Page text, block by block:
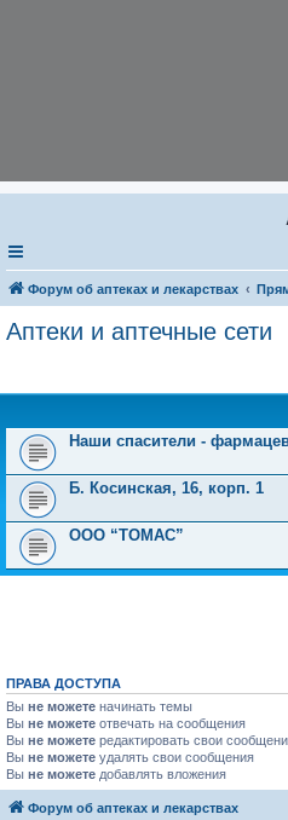
Форум об аптеках и лекарствах
Аптеки и аптечные сети
Наши спасители -
Б. Косинская, 16, корп. 1
ООО “ТОМАС”
ПРАВА ДОСТУПА
Вы не можете начинать темы
Вы не можете отвечать на сообщения
Вы не можете редактировать свои
Вы не можете удалять свои сообщения
Вы не можете добавлять вложения
Форум об аптеках и лекарствах